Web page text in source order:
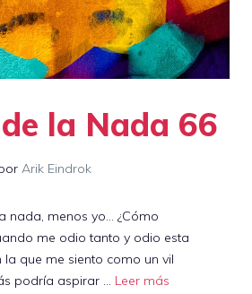
la Nada 66
Arik Eindrok
nada, menos yo… ¿Cómo
me odio tanto y odio esta
que me siento como un vil
podría aspirar … Leer más